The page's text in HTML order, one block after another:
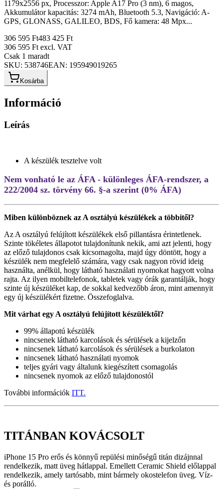
1179x2556 px, Processzor: Apple A17 Pro (3 nm), 6 magos,
Akkumulátor kapacitás: 3274 mAh, Bluetooth 5.3, Navigáció: A-
GPS, GLONASS, GALILEO, BDS, Fő kamera: 48 Mpx...
306 595 Ft483 425 Ft
306 595 Ft excl. VAT
Csak 1 maradt
SKU: 538746EAN: 195949019265
Kosárba
Információ
Leírás
A készülék tesztelve volt
Nem vonható le az ÁFA - különleges ÁFA-rendszer, a
222/2004 sz. törvény 66. §-a szerint (0% ÁFA)
Miben különböznek az A osztályú készülékek a többitől?
Az A osztályú felújított készülékek első pillantásra érintetlenek.
Szinte tökéletes állapotot tulajdonítunk nekik, ami azt jelenti, hogy
az előző tulajdonos csak kicsomagolta, majd úgy döntött, hogy a
készülék nem megfelelő számára, vagy csak nagyon rövid ideig
használta, anélkül, hogy látható használati nyomokat hagyott volna
rajta. Az ilyen mobiltelefonok, tabletek vagy órák garantálják, hogy
szinte új készüléket kap, de sokkal kedvezőbb áron, mint amennyit
egy új készülékért fizetne. Összefoglalva.
Mit várhat egy A osztályú felújított készüléktől?
99% állapotú készülék
nincsenek látható karcolások és sérülések a kijelzőn
nincsenek látható karcolások és sérülések a burkolaton
nincsenek látható használati nyomok
teljes gyári vagy általunk kiegészített csomagolás
nincsenek nyomok az előző tulajdonostól
További információk ITT.
TITÁNBAN KOVÁCSOLT
iPhone 15 Pro erős és könnyű repülési minőségű titán dizájnnal
rendelkezik, matt üveg hátlappal. Emellett Ceramic Shield előlappal
rendelkezik, amely tartósabb, mint bármely okostelefon üveg. Víz-
és porálló.